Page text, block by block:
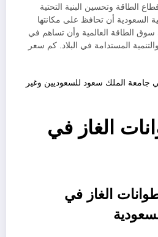
الطاقة وتحسين البنية التحتية
السعودية أن تحافظ على مكانتها
سوق الطاقة العالمية وأن تساهم في
المستدامة في البلاد. كم سعر
الملك سعود للسعوديين وغير
الغاز في
الغاز في